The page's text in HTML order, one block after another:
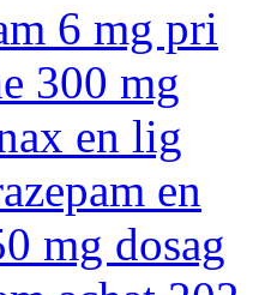
6 mg pri
300 mg
en lig
en
mg dosag